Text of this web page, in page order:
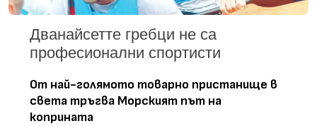
Дванайсетте гребци не са
професионални спортисти
От най-голямото товарно пристанище в
света тръгва Морският път на
коприната